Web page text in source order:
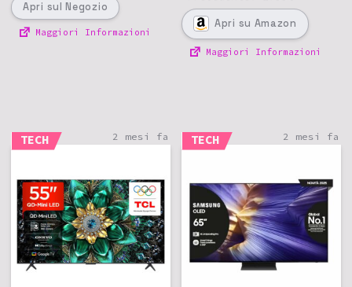
Apri sul Negozio
Maggiori Informazioni
Apri su Amazon
Maggiori Informazioni
TECH 2 mesi fa TECH 2 mesi fa